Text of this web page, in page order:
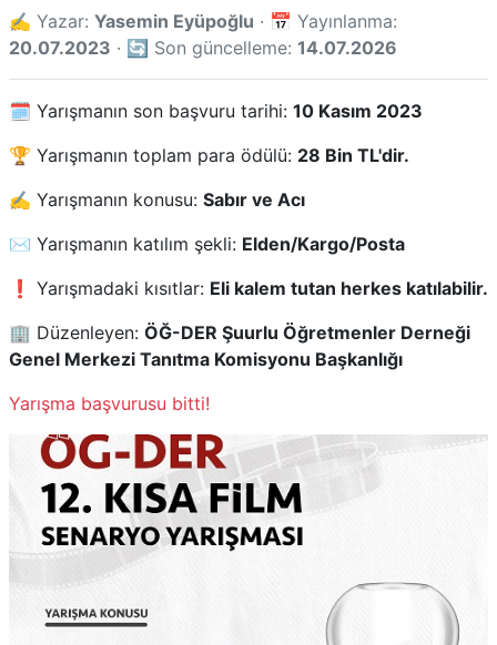
✍️ Yazar: Yasemin Eyüpoğlu · 📅 Yayınlanma:
20.07.2023 · 🔄 Son güncelleme: 14.07.2026
🗓️ Yarışmanın son başvuru tarihi: 10 Kasım 2023
🏆 Yarışmanın toplam para ödülü: 28 Bin TL'dir.
✍️ Yarışmanın konusu: Sabır ve Acı
✉️ Yarışmanın katılım şekli: Elden/Kargo/Posta
❗ Yarışmadaki kısıtlar: Eli kalem tutan herkes katılabilir.
🏢 Düzenleyen: ÖĞ-DER Şuurlu Öğretmenler Derneği
Genel Merkezi Tanıtma Komisyonu Başkanlığı
Yarışma başvurusu bitti!